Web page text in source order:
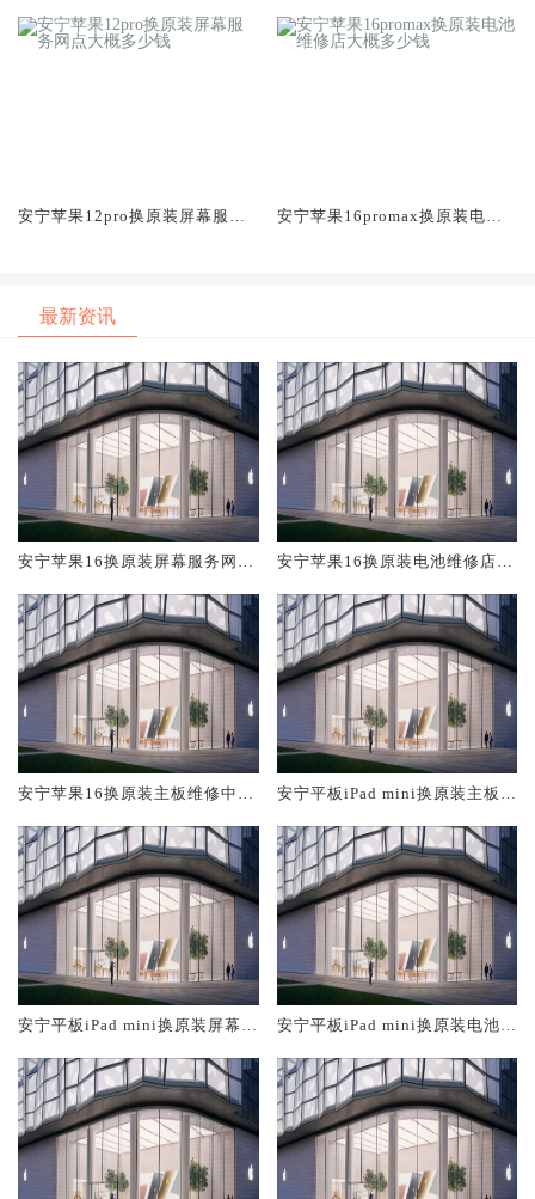
安宁苹果12pro换原装屏幕服务
安宁苹果16promax换原装电池
最新资讯
安宁苹果16换原装屏幕服务网点
安宁苹果16换原装电池维修店大
安宁苹果16换原装主板维修中心
安宁平板iPad mini换原装主板维
安宁平板iPad mini换原装屏幕服
安宁平板iPad mini换原装电池维